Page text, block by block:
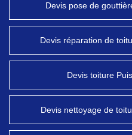
Devis pose de
Devis réparation de
Devis toiture
Devis nettoyage de